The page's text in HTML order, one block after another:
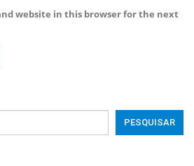
website in this browser for the next
PESQUISAR